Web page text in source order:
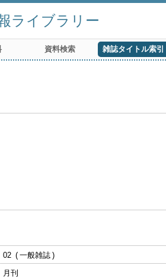
ライブラリー
資料検索 雑誌タイトル索引
02
一般雑誌
月刊